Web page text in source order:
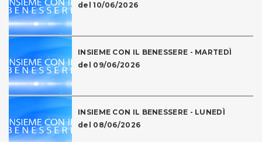
del 10/06/2026
INSIEME CON IL BENESSERE - MARTEDÌ
del 09/06/2026
INSIEME CON IL BENESSERE - LUNEDÌ
del 08/06/2026